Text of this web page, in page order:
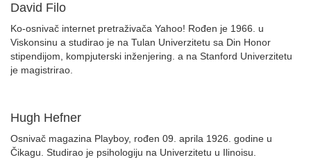
David Filo
Ko-osnivač internet pretraživača Yahoo! Rođen je 1966. u
Viskonsinu a studirao je na Tulan Univerzitetu sa Din Honor
stipendijom, kompjuterski inženjering. a na Stanford Univerzitetu
je magistrirao.
Hugh Hefner
Osnivač magazina Playboy, rođen 09. aprila 1926. godine u
Čikagu. Studirao je psihologiju na Univerzitetu u Ilinoisu.